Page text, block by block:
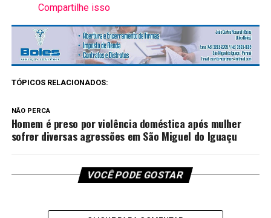
Compartilhe isso
TÓPICOS RELACIONADOS:
NÃO PERCA
Homem é preso por violência doméstica após mulher
sofrer diversas agressões em São Miguel do Iguaçu
VOCÊ PODE GOSTAR